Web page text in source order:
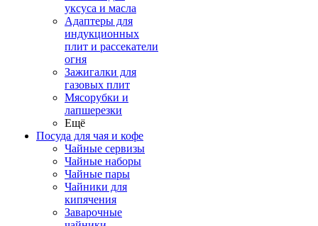
уксуса и масла
Адаптеры для
индукционных
плит и рассекатели
огня
Зажигалки для
газовых плит
Мясорубки и
лапшерезки
Ещё
Посуда для чая и кофе
Чайные сервизы
Чайные наборы
Чайные пары
Чайники для
кипячения
Заварочные